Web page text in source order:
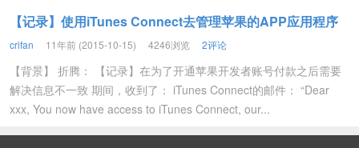
【记录】使用iTunes Connect去管理苹果的APP应用程序
crifan 11年前 (2015-10-15) 4246浏览 2评论
【背景】 折腾： 【记录】在为了开通苹果开发者账号付款之后需要
解决信息不一致 期间，收到了： iTunes Connect的邮件： “Dear
xxx, You now have access to iTunes Connect, our...